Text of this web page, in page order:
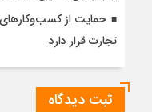
حمایت از کسب‌وکارهای
تجارت قرار دارد
ثبت دیدگاه